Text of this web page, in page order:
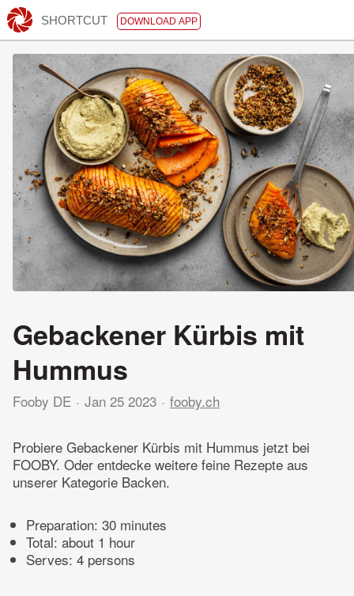
SHORTCUT DOWNLOAD APP
Gebackener Kürbis mit
Hummus
Fooby DE Jan 25 2023 fooby.ch
Probiere Gebackener Kürbis mit Hummus jetzt bei
FOOBY. Oder entdecke weitere feine Rezepte aus
unserer Kategorie Backen.
Preparation: 30 minutes
Total: about 1 hour
Serves: 4 persons